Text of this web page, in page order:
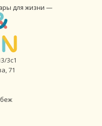
для жизни —
3с1
71